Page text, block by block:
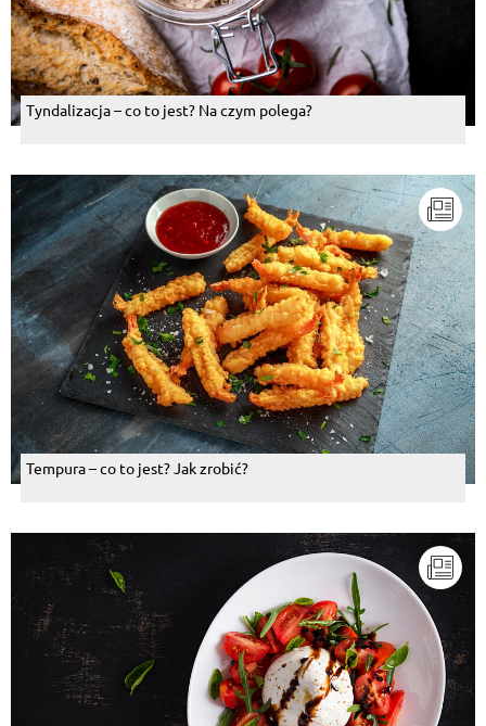
Tyndalizacja – co to jest? Na czym polega?
Tempura – co to jest? Jak zrobić?